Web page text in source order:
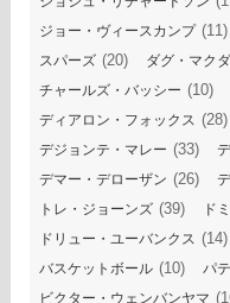
ジョー・ヴィースカンプ(11)
スパーズ (20) ダグ・マク
チャールズ・バッシー (10)
ディアロン・フォックス (28)
デジョンテ・マレー (33)
デマー・デローザン (26)
トレ・ジョーンズ (39) ド
ドリュー・ユーバンクス (14)
バスケットボール (10) パ
ビクター・ウェンバンヤマ